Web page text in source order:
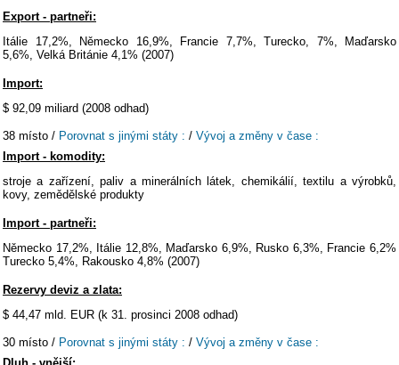
Export - partneři:
Itálie 17,2%, Německo 16,9%, Francie 7,7%, Turecko, 7%, Maďarsko
5,6%, Velká Británie 4,1% (2007)
Import:
$ 92,09 miliard (2008 odhad)
38 místo / Porovnat s jinými státy : / Vývoj a změny v čase :
Import - komodity:
stroje a zařízení, paliv a minerálních látek, chemikálií, textilu a výrobků,
kovy, zemědělské produkty
Import - partneři:
Německo 17,2%, Itálie 12,8%, Maďarsko 6,9%, Rusko 6,3%, Francie 6,2%
Turecko 5,4%, Rakousko 4,8% (2007)
Rezervy deviz a zlata:
$ 44,47 mld. EUR (k 31. prosinci 2008 odhad)
30 místo / Porovnat s jinými státy : / Vývoj a změny v čase :